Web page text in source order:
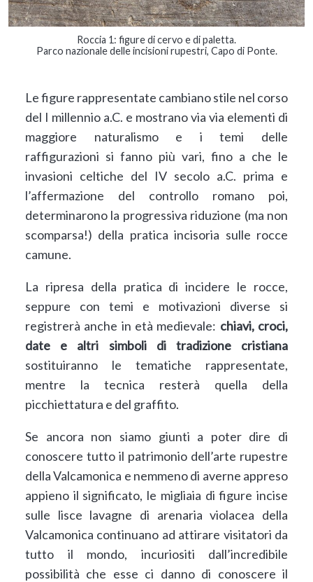
Roccia 1: figure di cervo e di paletta.
Parco nazionale delle incisioni rupestri, Capo di Ponte.
Le figure rappresentate cambiano stile nel corso
del I millennio a.C. e mostrano via via elementi di
maggiore naturalismo e i temi delle
raffigurazioni si fanno più vari, fino a che le
invasioni celtiche del IV secolo a.C. prima e
l’affermazione del controllo romano poi,
determinarono la progressiva riduzione (ma non
scomparsa!) della pratica incisoria sulle rocce
camune.
La ripresa della pratica di incidere le rocce,
seppure con temi e motivazioni diverse si
registrerà anche in età medievale: chiavi, croci,
date e altri simboli di tradizione cristiana
sostituiranno le tematiche rappresentate,
mentre la tecnica resterà quella della
picchiettatura e del graffito.
Se ancora non siamo giunti a poter dire di
conoscere tutto il patrimonio dell’arte rupestre
della Valcamonica e nemmeno di averne appreso
appieno il significato, le migliaia di figure incise
sulle lisce lavagne di arenaria violacea della
Valcamonica continuano ad attirare visitatori da
tutto il mondo, incuriositi dall’incredibile
possibilità che esse ci danno di conoscere il